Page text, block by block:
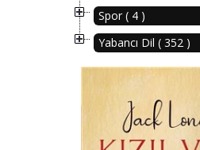
Spor ( 4 )
Yabancı Dil ( 352 )